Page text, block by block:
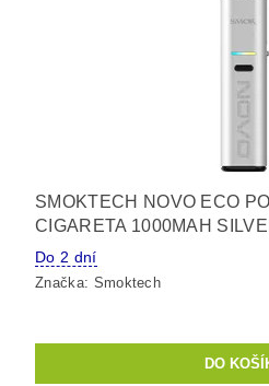
SMOKTECH NOVO ECO
CIGARETA 1000MAH
Do 2 dní
Značka: Smoktech